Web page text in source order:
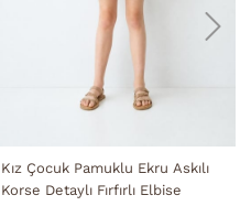
Kız Çocuk Pamuklu Ekru Askılı
Korse Detaylı Fırfırlı Elbise